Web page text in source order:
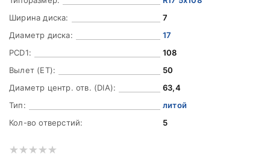
Ширина диска:
7
Диаметр диска:
17
PCD1:
108
Вылет (ET):
50
Диаметр центр. отв. (DIA):
63,4
Тип:
литой
Кол-во отверстий:
5